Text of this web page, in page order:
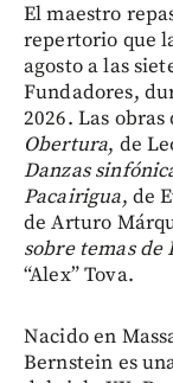
El maestro
repertorio que
agosto a las
Fundadores,
2026. Las
Obertura, de
Danzas
Pacairigua, de
de Arturo
sobre temas de
“Alex” Tova.
Nacido en
Bernstein es